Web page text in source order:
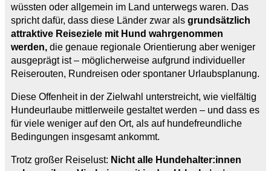
wüssten oder allgemein im Land unterwegs waren. Das
spricht dafür, dass diese Länder zwar als grundsätzlich
attraktive Reiseziele mit Hund wahrgenommen
werden, die genaue regionale Orientierung aber weniger
ausgeprägt ist – möglicherweise aufgrund individueller
Reiserouten, Rundreisen oder spontaner Urlaubsplanung.
Diese Offenheit in der Zielwahl unterstreicht, wie vielfältig
Hundeurlaube mittlerweile gestaltet werden – und dass es
für viele weniger auf den Ort, als auf hundefreundliche
Bedingungen insgesamt ankommt.
Trotz großer Reiselust: Nicht alle Hundehalter:innen